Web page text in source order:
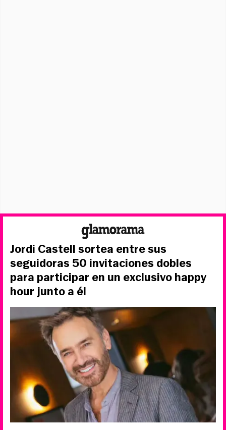
Jordi Castell sortea entre sus
seguidoras 50 invitaciones dobles
para participar en un exclusivo happy
hour junto a él